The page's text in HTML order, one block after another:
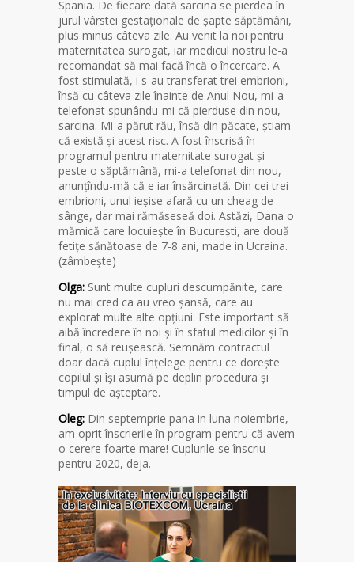
Spania. De fiecare dată sarcina se pierdea în
jurul vârstei gestaționale de șapte săptămâni,
plus minus câteva zile. Au venit la noi pentru
maternitatea surogat, iar medicul nostru le-a
recomandat să mai facă încă o încercare. A
fost stimulată, i s-au transferat trei embrioni,
însă cu câteva zile înainte de Anul Nou, mi-a
telefonat spunându-mi că pierduse din nou,
sarcina. Mi-a părut rău, însă din păcate, știam
că există și acest risc. A fost înscrisă în
programul pentru maternitate surogat și
peste o săptămână, mi-a telefonat din nou,
anunțîndu-mă că e iar însărcinată. Din cei trei
embrioni, unul ieșise afară cu un cheag de
sânge, dar mai rămăseseă doi. Astăzi, Dana o
mămică care locuiește în București, are două
fetițe sănătoase de 7-8 ani, made in Ucraina.
(zâmbește)
Olga: Sunt multe cupluri descumpănite, care
nu mai cred ca au vreo șansă, care au
explorat multe alte opțiuni. Este important să
aibă încredere în noi și în sfatul medicilor și în
final, o să reușească. Semnăm contractul
doar dacă cuplul înțelege pentru ce dorește
copilul și își asumă pe deplin procedura și
timpul de așteptare.
Oleg: Din septemprie pana in luna noiembrie,
am oprit înscrierile în program pentru că avem
o cerere foarte mare! Cuplurile se înscriu
pentru 2020, deja.